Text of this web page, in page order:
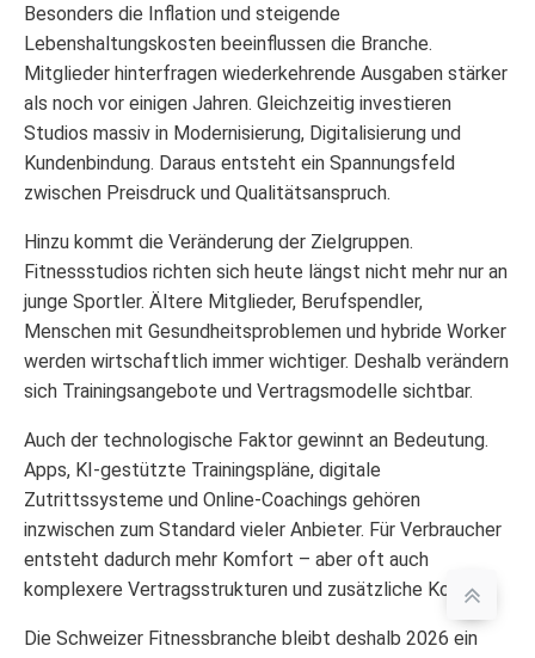
Besonders die Inflation und steigende
Lebenshaltungskosten beeinflussen die Branche.
Mitglieder hinterfragen wiederkehrende Ausgaben stärker
als noch vor einigen Jahren. Gleichzeitig investieren
Studios massiv in Modernisierung, Digitalisierung und
Kundenbindung. Daraus entsteht ein Spannungsfeld
zwischen Preisdruck und Qualitätsanspruch.
Hinzu kommt die Veränderung der Zielgruppen.
Fitnessstudios richten sich heute längst nicht mehr nur an
junge Sportler. Ältere Mitglieder, Berufspendler,
Menschen mit Gesundheitsproblemen und hybride Worker
werden wirtschaftlich immer wichtiger. Deshalb verändern
sich Trainingsangebote und Vertragsmodelle sichtbar.
Auch der technologische Faktor gewinnt an Bedeutung.
Apps, KI-gestützte Trainingspläne, digitale
Zutrittssysteme und Online-Coachings gehören
inzwischen zum Standard vieler Anbieter. Für Verbraucher
entsteht dadurch mehr Komfort – aber oft auch
komplexere Vertragsstrukturen und zusätzliche Kosten.
Die Schweizer Fitnessbranche bleibt deshalb 2026 ein